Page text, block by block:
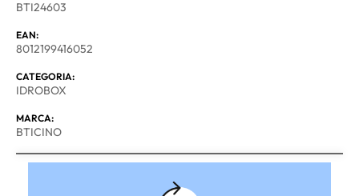
BTI24603
EAN:
8012199416052
CATEGORIA:
IDROBOX
MARCA:
BTICINO